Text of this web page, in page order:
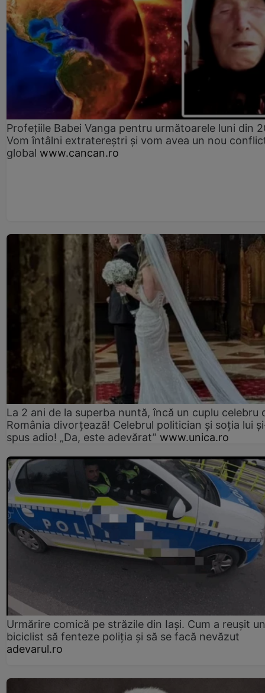
Profețiile Babei Vanga pentru următoarele luni din
Vom întâlni extratereștri și vom avea un nou
global www.cancan.ro
La 2 ani de la superba nuntă, încă un cuplu celebru
România divorțează! Celebrul politician și soția lui
spus adio! „Da, este adevărat” www.unica.ro
Urmărire comică pe străzile din Iași. Cum a reușit un
biciclist să fenteze poliția și să se facă nevăzut
adevarul.ro